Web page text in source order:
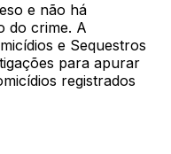
e não há
do crime. A
e Sequestros
para apurar
registrados